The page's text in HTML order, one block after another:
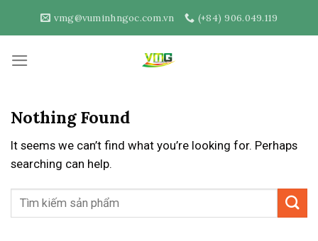
vmg@vuminhngoc.com.vn (+84) 906.049.119
Nothing Found
It seems we can’t find what you’re looking for. Perhaps
searching can help.